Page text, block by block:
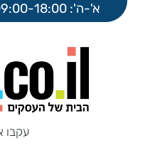
א'-ה': 09:00-18:00
עקבו